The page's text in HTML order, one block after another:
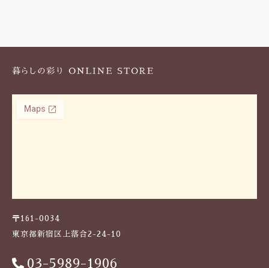
8
セ
ト
仕
豆
×
6
|
〒161-0034
東京都新宿区上落合2-24-10
03-5989-1906